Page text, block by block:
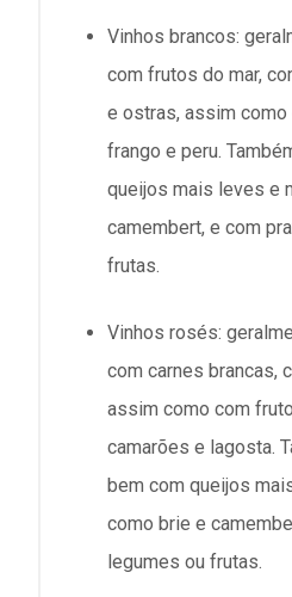
Vinhos brancos:
com frutos do mar,
e ostras, assim como
frango e peru.
queijos mais leves e
camembert, e com
frutas.
Vinhos rosés:
com carnes brancas,
assim como com
camarões e lagosta.
bem com queijos
como brie e
legumes ou frutas.